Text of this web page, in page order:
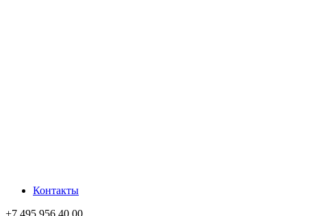
Контакты
+7 495 956 40 00